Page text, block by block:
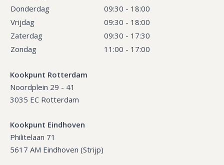
Donderdag
09:30 - 18:00
Vrijdag
09:30 - 18:00
Zaterdag
09:30 - 17:30
Zondag
11:00 - 17:00
Kookpunt Rotterdam
Noordplein 29 - 41
3035 EC Rotterdam
Kookpunt Eindhoven
Philitelaan 71
5617 AM Eindhoven (Strijp)